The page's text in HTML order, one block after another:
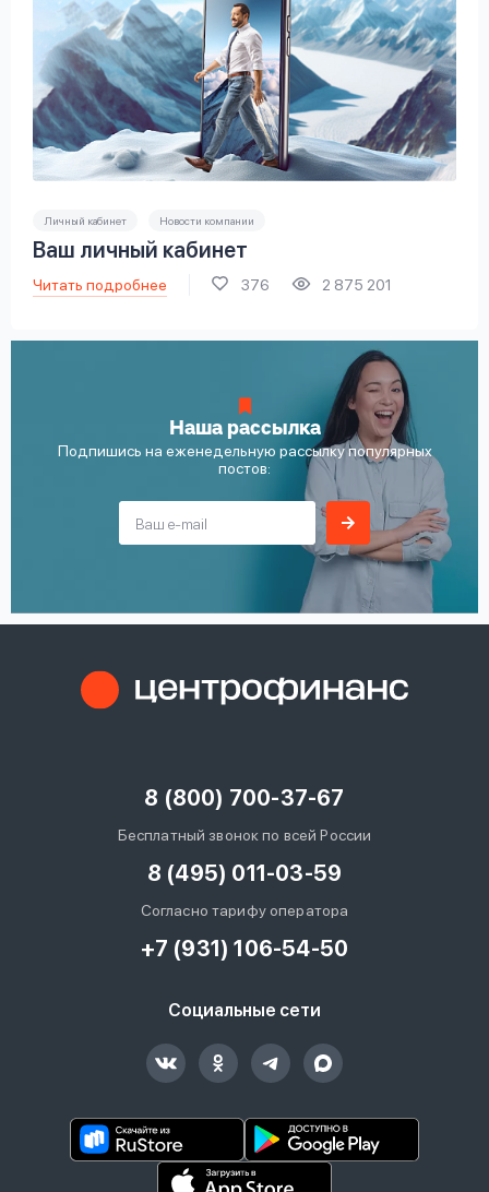
Личный кабинет Новости компании
Ваш личный кабинет
Читать подробнее 376 2 875 201
Наша рассылка
Подпишись на еженедельную рассылку популярных
постов:
8 (800) 700-37-67
Бесплатный звонок по всей России
8 (495) 011-03-59
Согласно тарифу оператора
+7 (931) 106-54-50
Социальные сети